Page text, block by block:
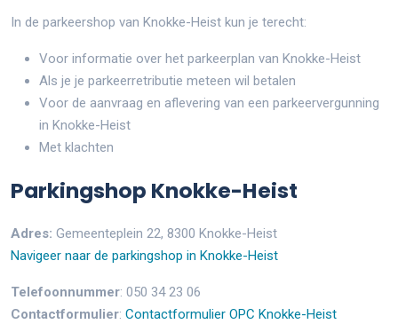
In de parkeershop van Knokke-Heist kun je terecht:
Voor informatie over het parkeerplan van Knokke-Heist
Als je je parkeerretributie meteen wil betalen
Voor de aanvraag en aflevering van een parkeervergunning
in Knokke-Heist
Met klachten
Parkingshop Knokke-Heist
Adres: Gemeenteplein 22, 8300 Knokke-Heist
Navigeer naar de parkingshop in Knokke-Heist
Telefoonnummer: 050 34 23 06
Contactformulier: Contactformulier OPC Knokke-Heist